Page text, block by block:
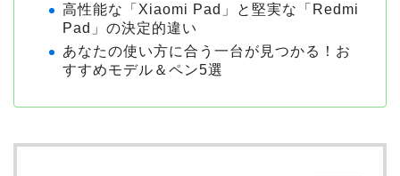
高性能な「Xiaomi Pad」と堅実な「Redmi
Pad」の決定的違い
あなたの使い方に合う一台が見つかる！お
すすめモデル＆ペン5選